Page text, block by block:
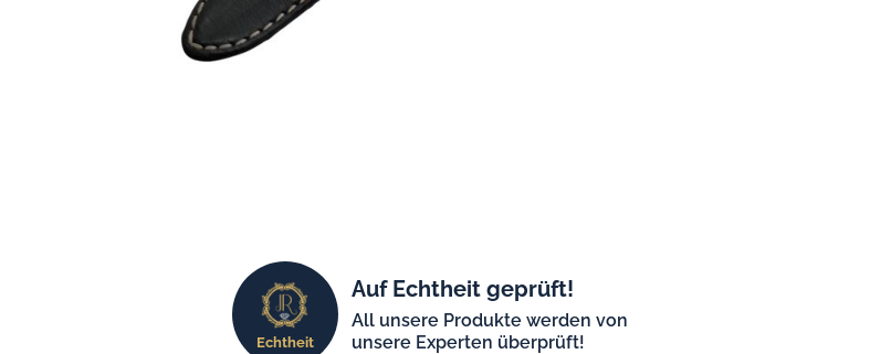
Echtheit
Auf Echtheit geprüft!
All unsere Produkte werden von
unsere Experten überprüft!